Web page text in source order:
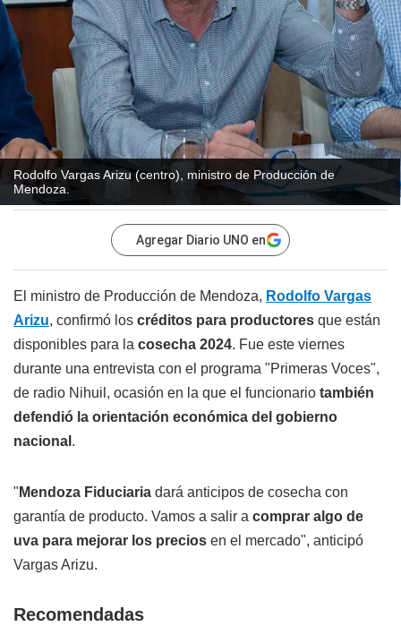
Rodolfo Vargas Arizu (centro), ministro de Producción de
Mendoza.
Agregar Diario UNO en
El ministro de Producción de Mendoza, Rodolfo Vargas
Arizu, confirmó los créditos para productores que están
disponibles para la cosecha 2024. Fue este viernes
durante una entrevista con el programa "Primeras Voces",
de radio Nihuil, ocasión en la que el funcionario también
defendió la orientación económica del gobierno
nacional .
" Mendoza Fiduciaria dará anticipos de cosecha con
garantía de producto. Vamos a salir a comprar algo de
uva para mejorar los precios en el mercado", anticipó
Vargas Arizu.
Recomendadas